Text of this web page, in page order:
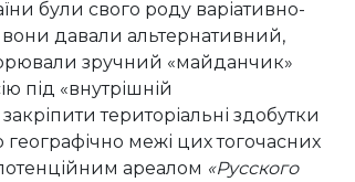
були свого роду варіативно-
давали альтернативний,
зручний «майданчик»
під «внутрішній
територіальні здобутки
географічно межі цих тогочасних
ареалом «Русского